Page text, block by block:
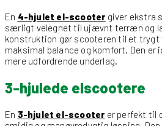
En 4-hjulet el-scooter giver ekstra
særligt velegnet til ujævnt terræn og
konstruktion gør scooteren til et trygt
maksimal balance og komfort. Den er
mere udfordrende underlag.
3-hjulede elscootere
En 3-hjulet el-scooter er perfekt til